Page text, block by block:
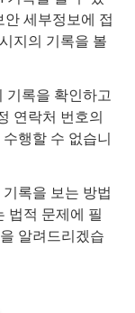
세부정보에 접
지의 기록을 볼
기록을 확인하고
연락처 번호의
행할 수 없습니
록을 보는 방법
법적 문제에 필
알려드리겠습